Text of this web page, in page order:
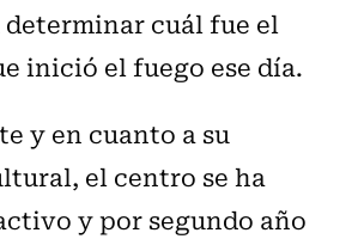
determinar cuál fue el
inició el fuego ese día.
y en cuanto a su
el centro se ha
y por segundo año